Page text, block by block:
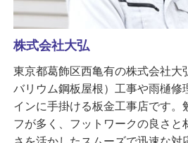
株式会社大弘
東京都葛飾区西亀有の株式会社大
バリウム鋼板屋根）工事や雨樋修
インに手掛ける板金工事店です。
フが多く、フットワークの良さと